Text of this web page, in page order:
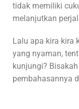
tidak memiliki
melanjutkan
Lalu apa kira kira
yang nyaman,
kunjungi?
pembahasannya